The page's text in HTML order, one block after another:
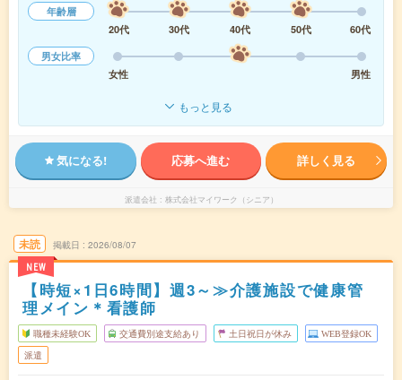
年齢層
20代
30代 40代 50代
60代
男女比率
女性
男性
もっと見る
気になる! 応募へ進む 詳しく見る
派遣会社 株式会社マイワーク（シニア）
未読
NEW
掲載日 2026/08/07
【時短×1日6時間】週3～≫介護施設で健康管
理メイン＊看護師
職種未経験OK 交通費別途支給あり 土日祝日が休み WEB登録OK
派遣